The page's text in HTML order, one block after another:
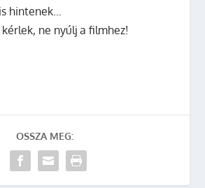
hintenek…
ne nyúlj a filmhez!
OSSZA MEG: